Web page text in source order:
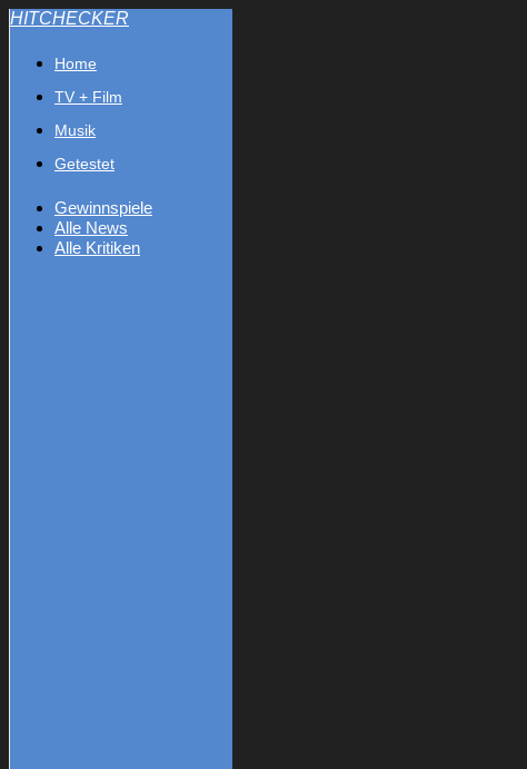
HITCHECKER
Home
TV + Film
Musik
Getestet
Gewinnspiele
Alle News
Alle Kritiken